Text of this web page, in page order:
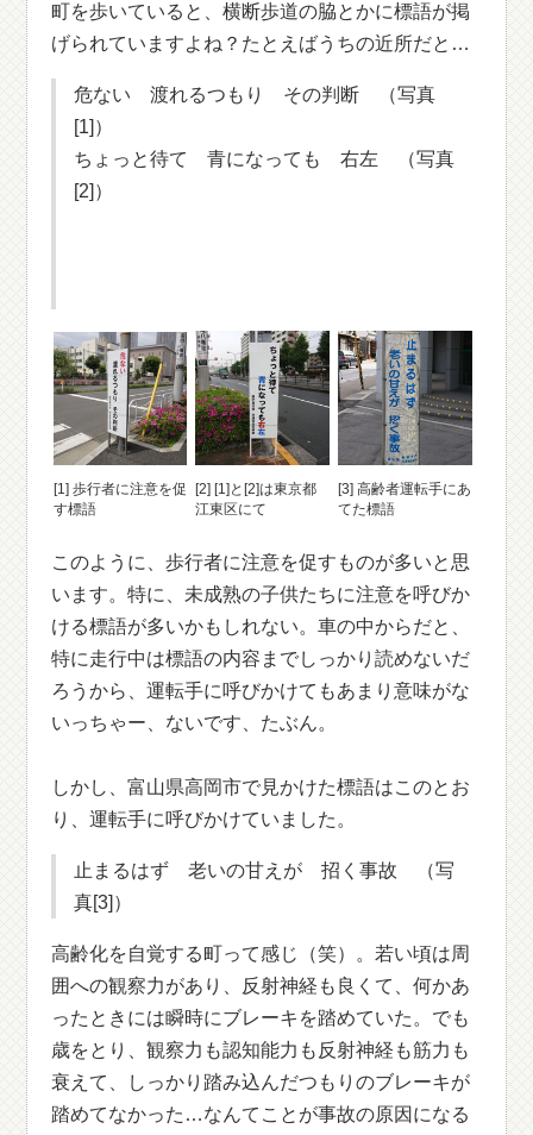
町を歩いていると、横断歩道の脇とかに標語が掲
げられていますよね？たとえばうちの近所だと…
危ない 渡れるつもり その判断 （写真
[1]）
ちょっと待て 青になっても 右左 （写真
[2]）
[1] 歩行者に注意を促
す標語
[2] [1]と[2]は東京都
江東区にて
[3] 高齢者運転手にあ
てた標語
このように、歩行者に注意を促すものが多いと思
います。特に、未成熟の子供たちに注意を呼びか
ける標語が多いかもしれない。車の中からだと、
特に走行中は標語の内容までしっかり読めないだ
ろうから、運転手に呼びかけてもあまり意味がな
いっちゃー、ないです、たぶん。
しかし、富山県高岡市で見かけた標語はこのとお
り、運転手に呼びかけていました。
止まるはず 老いの甘えが 招く事故 （写
真[3]）
高齢化を自覚する町って感じ（笑）。若い頃は周
囲への観察力があり、反射神経も良くて、何かあ
ったときには瞬時にブレーキを踏めていた。でも
歳をとり、観察力も認知能力も反射神経も筋力も
衰えて、しっかり踏み込んだつもりのブレーキが
踏めてなかった…なんてことが事故の原因になる